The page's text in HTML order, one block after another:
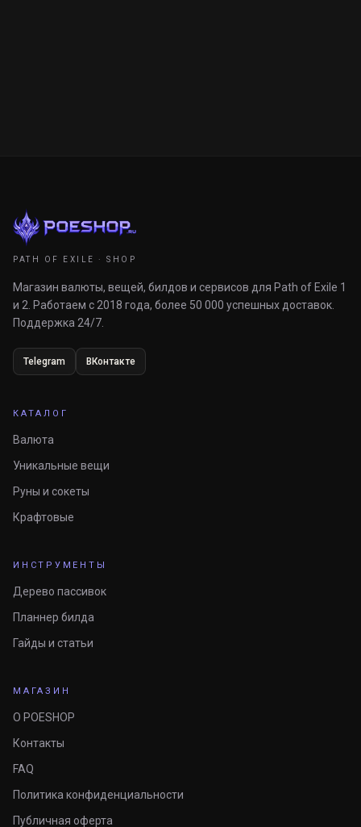
PATH OF EXILE · SHOP
Магазин валюты, вещей, билдов и сервисов для Path of Exile 1
и 2. Работаем с 2018 года, более 50 000 успешных доставок.
Поддержка 24/7.
Telegram ВКонтакте
КАТАЛОГ
Валюта
Уникальные вещи
Руны и сокеты
Крафтовые
ИНСТРУМЕНТЫ
Дерево пассивок
Планнер билда
Гайды и статьи
МАГАЗИН
О POESHOP
Контакты
FAQ
Политика конфиденциальности
Публичная оферта